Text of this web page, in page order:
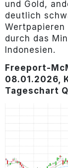
und Gold,
deutlich
durch das
Indonesien.
Freeport-
08.01.2026,
Tageschart